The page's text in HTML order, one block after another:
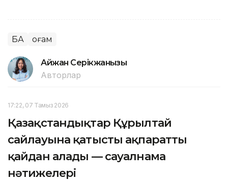
БАҚ Қоғам
Айжан Серікжанқызы
Авторлар
17:22, 07 Тамыз 2026
Қазақстандықтар Құрылтай
сайлауына қатысты ақпаратты
қайдан алады — сауалнама
нәтижелері